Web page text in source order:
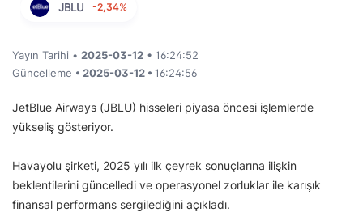
JBLU -2,34%
Yayın Tarihi • 2025-03-12 • 16:24:52
Güncelleme • 2025-03-12 • 16:24:56
JetBlue Airways (JBLU) hisseleri piyasa öncesi işlemlerde
yükseliş gösteriyor.
Havayolu şirketi, 2025 yılı ilk çeyrek sonuçlarına ilişkin
beklentilerini güncelledi ve operasyonel zorluklar ile karışık
finansal performans sergilediğini açıkladı.